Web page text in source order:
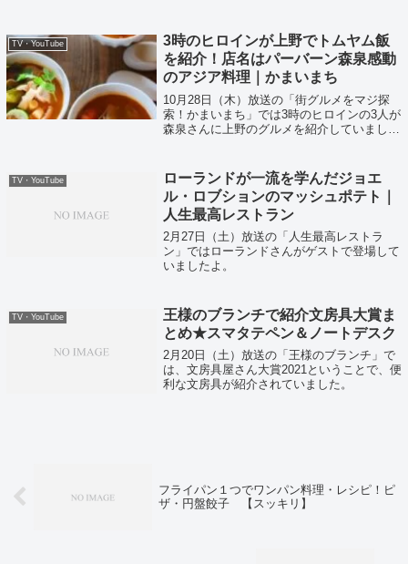
TV・YouTube
3時のヒロインが上野でトムヤム飯
を紹介！店名はパーバーン森泉感動
のアジア料理｜かまいまち
10月28日（木）放送の「街グルメをマジ探
索！かまいまち」では3時のヒロインの3人が
森泉さんに上野のグルメを紹介していまし
TV・YouTube
ローランドが一流を学んだジョエ
ル・ロブションのマッシュポテト｜
人生最高レストラン
2月27日（土）放送の「人生最高レストラ
ン」ではローランドさんがゲストで登場して
いましたよ。
TV・YouTube
王様のブランチで紹介文房具大賞ま
とめ★スマタテペン＆ノートデスク
2月20日（土）放送の「王様のブランチ」で
は、文房具屋さん大賞2021ということで、便
利な文房具が紹介されていました。
フライパン１つでワンパン料理・レシピ！ピ
ザ・円盤餃子 【スッキリ】